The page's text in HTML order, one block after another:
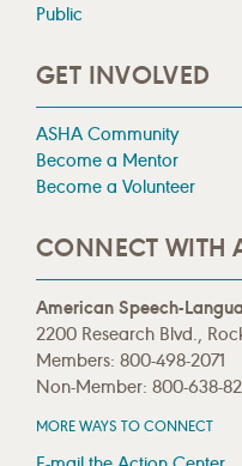
Public
GET INVOLVED
ASHA Community
Become a Mentor
Become a Volunteer
CONNECT WITH
American Speech-
2200 Research Blvd.,
Members: 800-498-2071
Non-Member: 800-638-
MORE WAYS TO CONNECT